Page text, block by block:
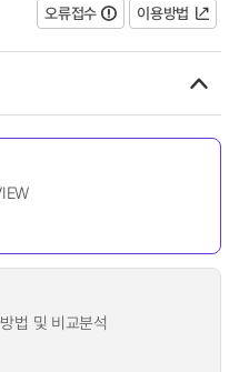
오류접수
이용방법
법 및 비교분석